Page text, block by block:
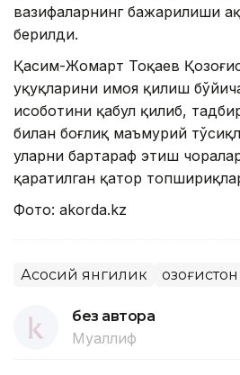
вазифаларнинг бажарилиши
берилди.
Қасим-Жомарт Тоқаев
ҳуқуқларини ҳимоя қилиш
ҳисоботини қабул қилиб,
билан боғлиқ маъмурий
уларни бартараф этиш
қаратилган қатор
Фото: аkordа.kz
Асосий янгилик
без автора
Муаллиф